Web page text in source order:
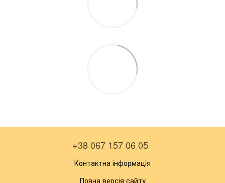
+38 067 157 06 05
Контактна інформація
Повна версія сайту